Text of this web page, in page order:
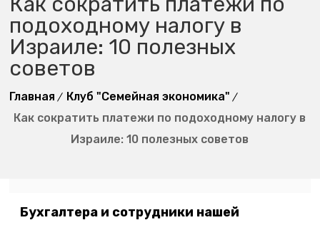
подоходному налогу в
Израиле: 10 полезных
советов
Главная
Клуб "Семейная экономика"
Как сократить платежи по подоходному налогу в
Израиле: 10 полезных советов
Бухгалтера и сотрудники нашей